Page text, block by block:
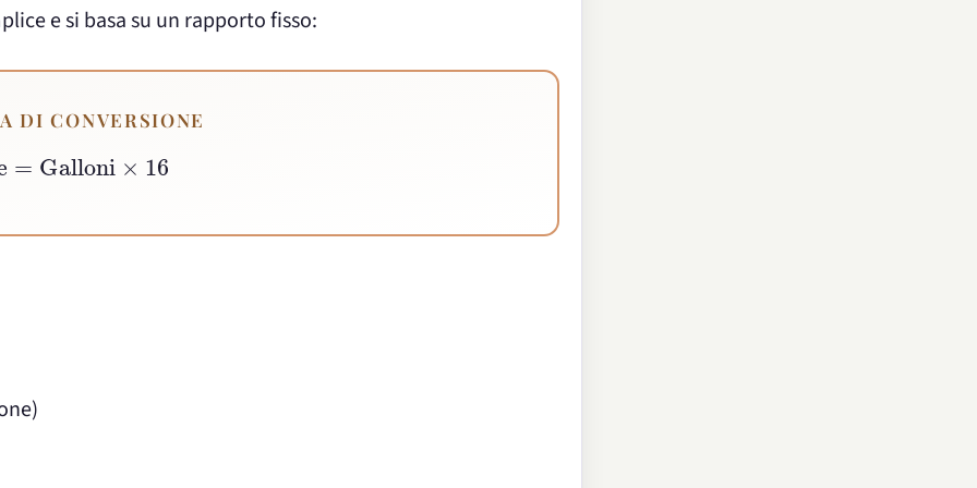
e si basa su un rapporto fisso:
DI CONVERSIONE
= Galloni× 16